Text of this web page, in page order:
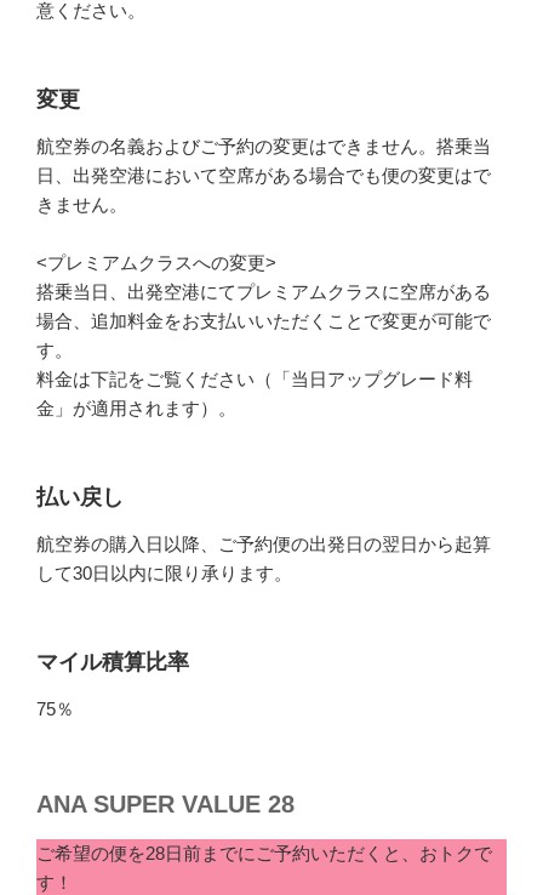
意ください。
変更
航空券の名義およびご予約の変更はできません。搭乗当
日、出発空港において空席がある場合でも便の変更はで
きません。
<プレミアムクラスへの変更>
搭乗当日、出発空港にてプレミアムクラスに空席がある
場合、追加料金をお支払いいただくことで変更が可能で
す。
料金は下記をご覧ください（「当日アップグレード料
金」が適用されます）。
払い戻し
航空券の購入日以降、ご予約便の出発日の翌日から起算
して30日以内に限り承ります。
マイル積算比率
75％
ANA SUPER VALUE 28
ご希望の便を28日前までにご予約いただくと、おトクで
す！